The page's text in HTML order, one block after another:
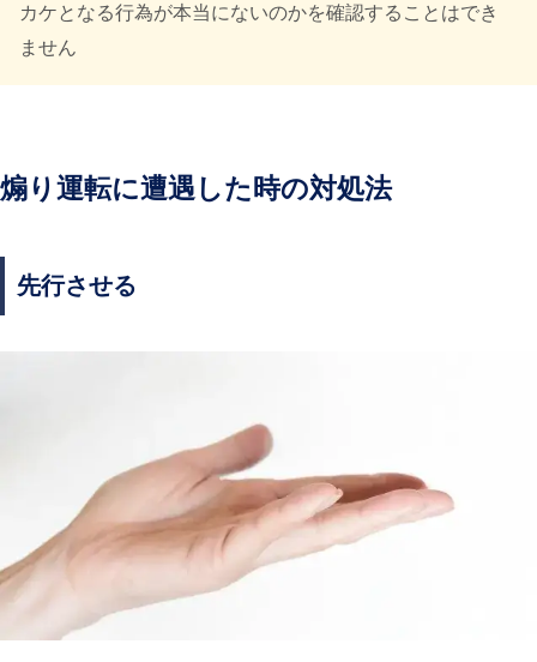
カケとなる行為が本当にないのかを確認することはでき
ません
煽り運転に遭遇した時の対処法
先行させる